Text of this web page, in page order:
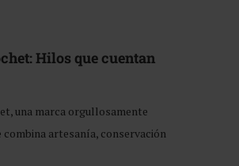
Hilos que cuentan
una marca orgullosamente
combina artesanía, conservación